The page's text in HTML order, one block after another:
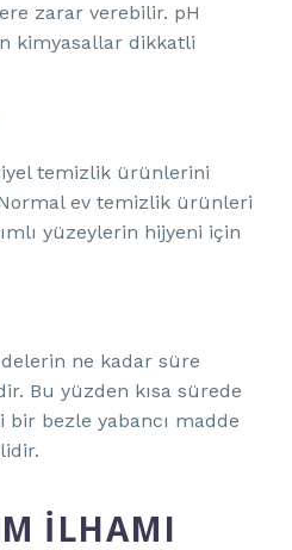
zarar verebilir. pH
kimyasallar dikkatli
temizlik ürünlerini
ev temizlik ürünleri
yüzeylerin hijyeni için
ne kadar süre
Bu yüzden kısa sürede
bezle yabancı madde
İLHAMI